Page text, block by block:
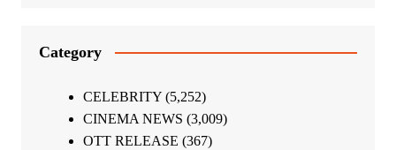
Category
CELEBRITY(5,252)
CINEMA NEWS (3,009)
OTT RELEASE (367)